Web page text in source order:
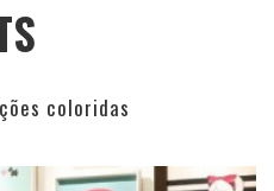
coloridas